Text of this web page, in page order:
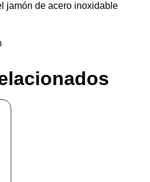
jamón de acero inoxidable